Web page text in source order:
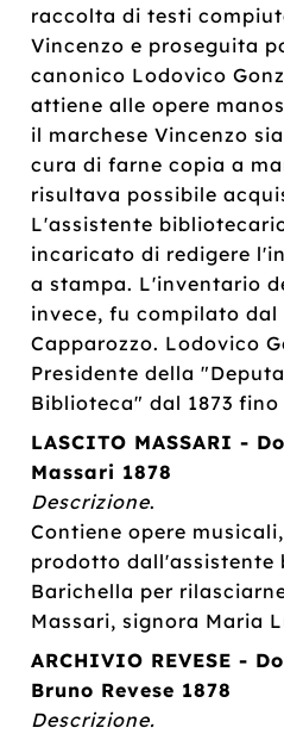
raccolta di testi
Vincenzo e proseguita
canonico Lodovico
attiene alle opere
il marchese Vincenzo
cura di farne copia a
risultava possibile
L'assistente
incaricato di redigere
a stampa. L'inventario
invece, fu compilato
Capparozzo. Lodovico
Presidente della
Biblioteca" dal 1873
LASCITO MASSARI -
Massari 1878
Descrizione.
Contiene opere
prodotto dall'assistente
Barichella per
Massari, signora Maria
ARCHIVIO REVESE -
Bruno Revese 1878
Descrizione.